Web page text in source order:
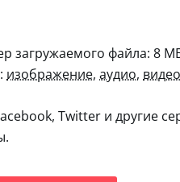
загружаемого файла: 8
изображение, аудио, видео
Twitter и другие